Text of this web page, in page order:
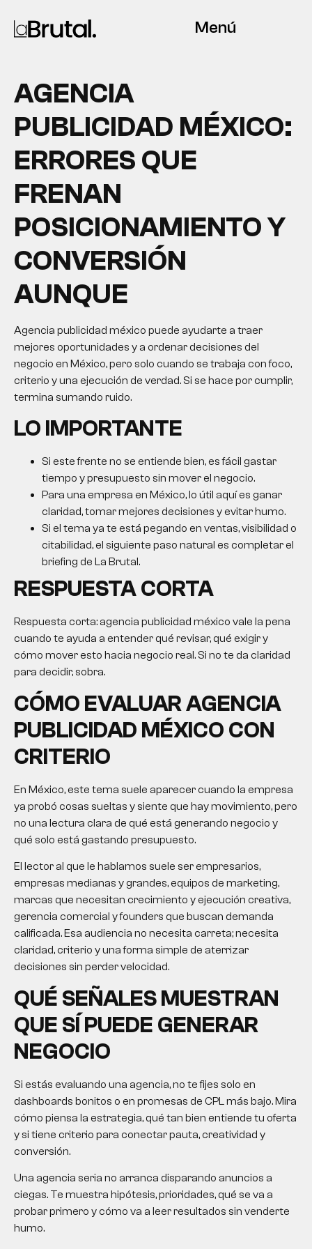
Menú
AGENCIA
PUBLICIDAD MÉXICO:
ERRORES QUE
FRENAN
POSICIONAMIENTO Y
CONVERSIÓN
AUNQUE
Agencia publicidad méxico puede ayudarte a traer
mejores oportunidades y a ordenar decisiones del
negocio en México, pero solo cuando se trabaja con foco,
criterio y una ejecución de verdad. Si se hace por cumplir,
termina sumando ruido.
LO IMPORTANTE
Si este frente no se entiende bien, es fácil gastar
tiempo y presupuesto sin mover el negocio.
Para una empresa en México, lo útil aquí es ganar
claridad, tomar mejores decisiones y evitar humo.
Si el tema ya te está pegando en ventas, visibilidad o
citabilidad, el siguiente paso natural es completar el
briefing de La Brutal.
RESPUESTA CORTA
Respuesta corta: agencia publicidad méxico vale la pena
cuando te ayuda a entender qué revisar, qué exigir y
cómo mover esto hacia negocio real. Si no te da claridad
para decidir, sobra.
CÓMO EVALUARAGENCIA
PUBLICIDAD MÉXICO CON
CRITERIO
En México, este tema suele aparecer cuando la empresa
ya probó cosas sueltas y siente que hay movimiento, pero
no una lectura clara de qué está generando negocio y
qué solo está gastando presupuesto.
El lector al que le hablamos suele ser empresarios,
empresas medianas y grandes, equipos de marketing,
marcas que necesitan crecimiento y ejecución creativa,
gerencia comercial y founders que buscan demanda
calificada. Esa audiencia no necesita carreta; necesita
claridad, criterio y una forma simple de aterrizar
decisiones sin perder velocidad.
QUÉ SEÑALES MUESTRAN
QUE SÍ PUEDE GENERAR
NEGOCIO
Si estás evaluando una agencia, no te fijes solo en
dashboards bonitos o en promesas de CPL más bajo. Mira
cómo piensa la estrategia, qué tan bien entiende tu oferta
y si tiene criterio para conectar pauta, creatividad y
conversión.
Una agencia seria no arranca disparando anuncios a
ciegas. Te muestra hipótesis, prioridades, qué se va a
probar primero y cómo va a leer resultados sin venderte
humo.